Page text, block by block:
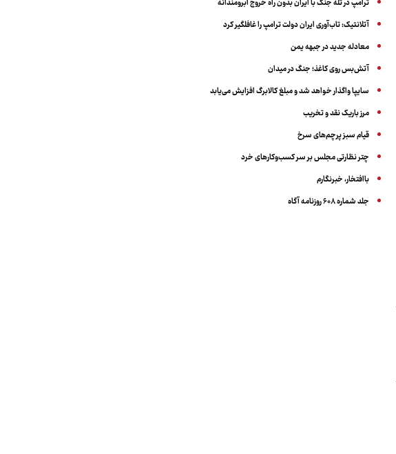
ترامپ در تله جنگ با ایران بدون راه خروج آبرومندانه
آتلانتیک: تاب‌آوری ایران دولت ترامپ را غافلگیر کرد
معادله جدید در جبهه یمن
آتش‌بس روی کاغذ؛ جنگ در میدان
سایپا واگذار خواهد شد و مبلغ کالابرگ افزایش می‌یابد
مرز باریک نقد و تخریب
قیام سبز پرچم‌های سرخ
چتر نظارتی مجلس بر سر کسب‌وکارهای خرد
باافتخار، خبرنگارم
جلد شماره ۶۰۸ روزنامه آگاه